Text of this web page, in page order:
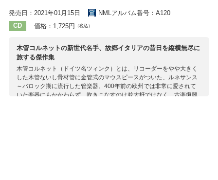
発売日：2021年01月15日
NMLアルバム番号：A120
CD
価格：1,725円 （税込）
木管コルネットの新世代名手、故郷イタリアの昔日を縦横無尽に
旅する傑作集
木管コルネット（ドイツ名ツィンク）とは、リコーダーをやや大きく
した木管ないし骨材管に金管式のマウスピースがついた、ルネサンス
～バロック期に流行した管楽器。400年前の欧州では非常に愛されて
いた楽器にもかかわらず、吹きこなすのは並大抵ではなく、古楽復興